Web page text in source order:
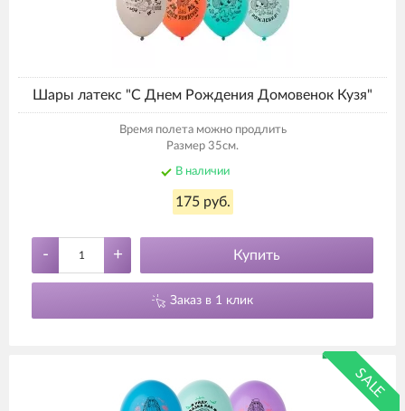
Шары латекс "С Днем Рождения Домовенок Кузя"
Время полета можно продлить
Размер 35см.
В наличии
175 руб.
- + Купить
Заказ в 1 клик
SALE